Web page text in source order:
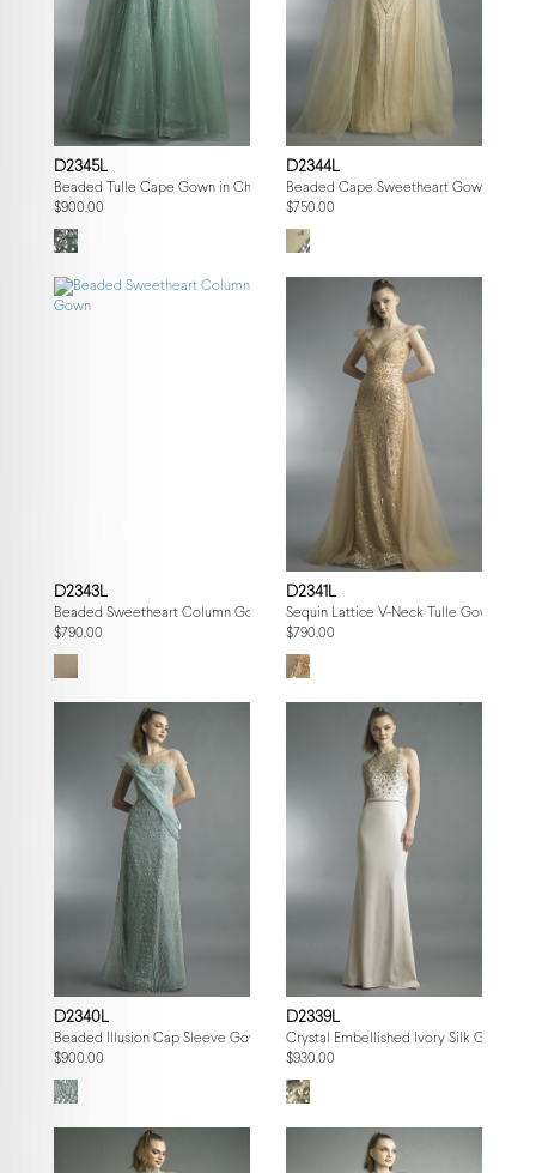
D2345L
Beaded Tulle Cape Gown in Champagne
$900.00
D2344L
Beaded Cape Sweetheart Gown
$750.00
D2343L
Beaded Sweetheart Column Gown
$790.00
D2341L
Sequin Lattice V-Neck Tulle Gown
$790.00
D2340L
Beaded Illusion Cap Sleeve Gown
$900.00
D2339L
Crystal Embellished Ivory Silk Gown
$930.00